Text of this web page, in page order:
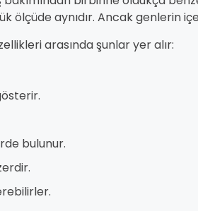
ölçüde aynıdır. Ancak genlerin
arasında şunlar yer alır:
bulunur.